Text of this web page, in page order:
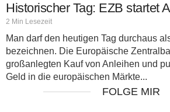
Historischer Tag: EZB startet
2 Min Lesezeit
Man darf den heutigen Tag durchaus
bezeichnen. Die Europäische
großanlegten Kauf von Anleihen und
Geld in die europäischen Märkte...
FOLGE MIR